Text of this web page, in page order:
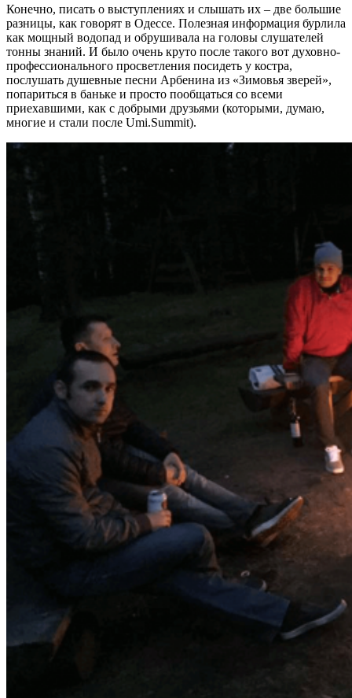
Конечно, писать о выступлениях и слышать их – две большие
разницы, как говорят в Одессе. Полезная информация бурлила
как мощный водопад и обрушивала на головы слушателей
тонны знаний. И было очень круто после такого вот духовно-
профессионального просветления посидеть у костра,
послушать душевные песни Арбенина из «Зимовья зверей»,
попариться в баньке и просто пообщаться со всеми
приехавшими, как с добрыми друзьями (которыми, думаю,
многие и стали после Umi.Summit).